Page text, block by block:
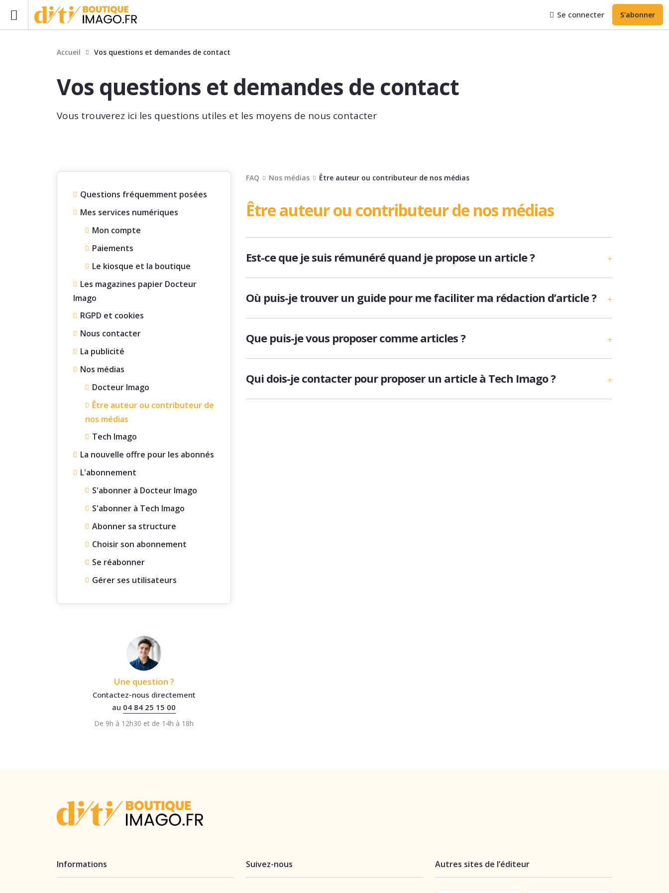
Se connecter S'abonner
Accueil Vos questions et demandes de contact
Vos questions et demandes de contact
Vous trouverez ici les questions utiles et les moyens de nous contacter
Questions fréquemment posées
Mes services numériques
Mon compte
Paiements
Le kiosque et la boutique
Les magazines papier Docteur
Imago
RGPD et cookies
Nous contacter
La publicité
Nos médias
Docteur Imago
Être auteur ou contributeur de
nos médias
Tech Imago
La nouvelle offre pour les abonnés
L'abonnement
S'abonner à Docteur Imago
S'abonner à Tech Imago
Abonner sa structure
Choisir son abonnement
Se réabonner
Gérer ses utilisateurs
Une question ?
Contactez-nous directement
au 04 84 25 15 00
De 9h à 12h30 et de 14h à 18h
FAQ Nos médias Être auteur ou contributeur de nos médias
Être auteur ou contributeur de nos médias
Est-ce que je suis rémunéré quand je propose un article ?
Où puis-je trouver un guide pour me faciliter ma rédaction d’article ?
Que puis-je vous proposer comme articles ?
Qui dois-je contacter pour proposer un article à Tech Imago ?
Informations Suivez-nous Autres sites de l’éditeur